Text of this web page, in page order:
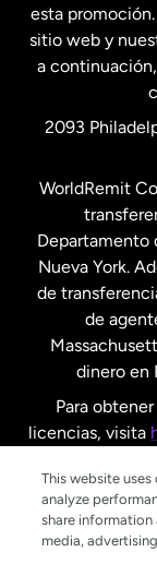
esta
sitio web y
a
2093
WorldRemit
Departamento
Nueva York.
de
de
dinero en
Para
licencias, visita
This website
analyze
share
media,